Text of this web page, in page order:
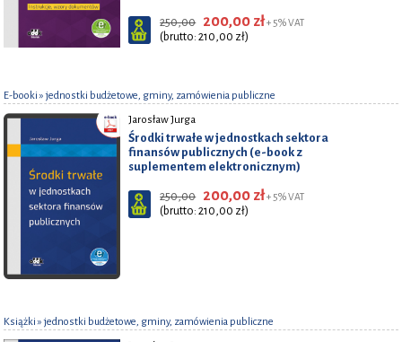
250,00 200,00 zł+ 5% VAT
(brutto: 210,00 zł)
E-booki» jednostki budżetowe, gminy, zamówienia publiczne
Jarosław Jurga
Środki trwałe w jednostkach sektora
finansów publicznych (e-book z
suplementem elektronicznym)
250,00 200,00 zł+ 5% VAT
(brutto: 210,00 zł)
Książki» jednostki budżetowe, gminy, zamówienia publiczne